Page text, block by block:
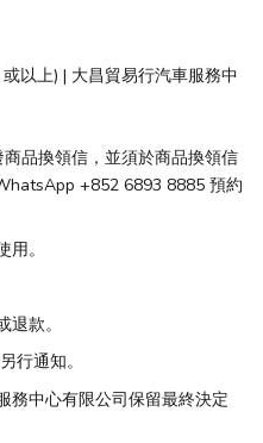
以上) | 大昌貿易行汽車服務中
品換領信，並須於商品換領信
+852 6893 8885 預約
。
款。
行通知。
務中心有限公司保留最終決定